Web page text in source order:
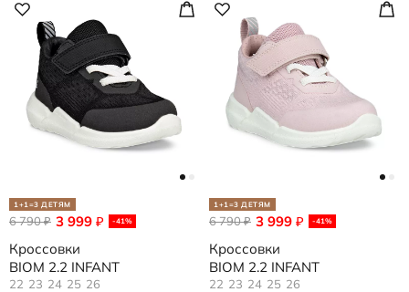
1+1=3 ДЕТЯМ
3 999 ₽ -41%
6 790₽
Кроссовки
BIOM 2.2 INFANT
22 23 24 25 26
1+1=3 ДЕТЯМ
3 999 ₽ -41%
6 790₽
Кроссовки
BIOM 2.2 INFANT
22 23 24 25 26